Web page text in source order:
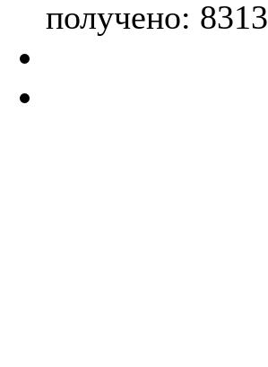
получено: 8313